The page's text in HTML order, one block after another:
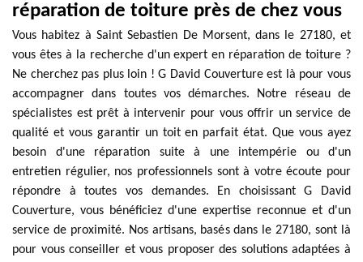
réparation de toiture près de chez vous
Vous habitez à Saint Sebastien De Morsent, dans le 27180, et
vous êtes à la recherche d'un expert en réparation de toiture ?
Ne cherchez pas plus loin ! G David Couverture est là pour vous
accompagner dans toutes vos démarches. Notre réseau de
spécialistes est prêt à intervenir pour vous offrir un service de
qualité et vous garantir un toit en parfait état. Que vous ayez
besoin d'une réparation suite à une intempérie ou d'un
entretien régulier, nos professionnels sont à votre écoute pour
répondre à toutes vos demandes. En choisissant G David
Couverture, vous bénéficiez d'une expertise reconnue et d'un
service de proximité. Nos artisans, basés dans le 27180, sont là
pour vous conseiller et vous proposer des solutions adaptées à